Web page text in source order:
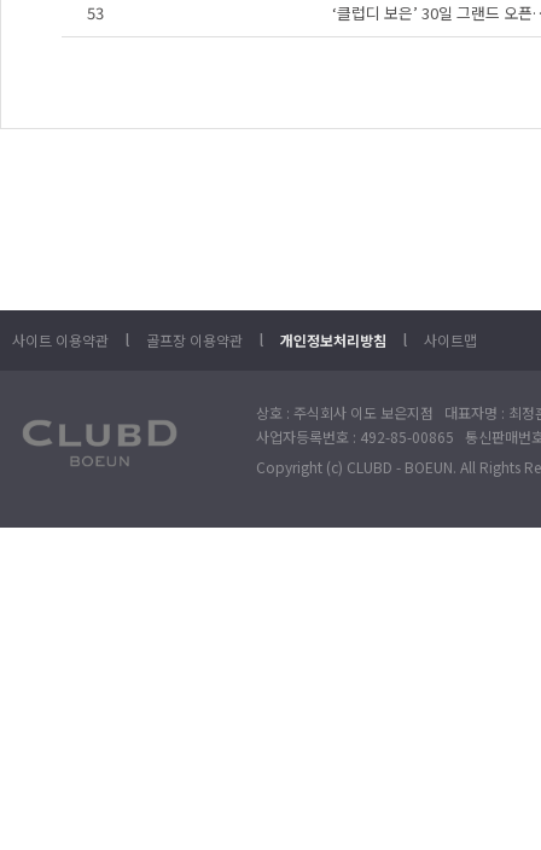
53 ‘클럽디 보은’ 30일 그랜드 오
사이트 이용약관 l 골프장 이용약관 l 개인정보처리방침 l 사이트맵
상호 : 주식회사 이도 보은지점 대표자명 : 최
사업자등록번호 : 492-85-00865 통신판매
Copyright (c) CLUBD - BOEUN. All Rights